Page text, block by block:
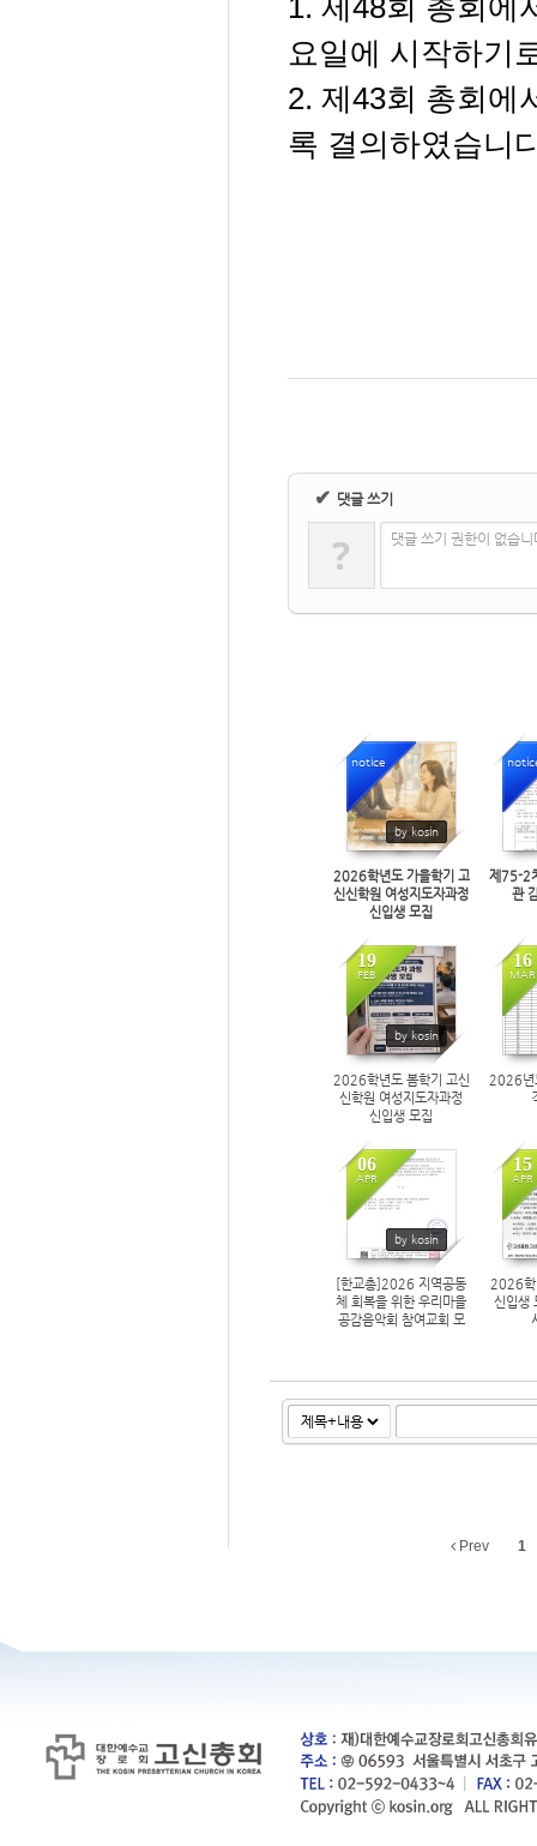
1. 제48회 총회에
요일에 시작하기
2. 제43회 총회에
록 결의하였습니
✔ 댓글 쓰기
? 댓글 쓰기 권한이 없습
notice
by kosin
416
2026학년도 가을학기 고
신신학원 여성지도자과정
신입생 모집
제75-2
관
19
FEB
by kosin
7890
2026학년도 봄학기 고신
신학원 여성지도자과정
신입생 모집
16
MAR
2026년
06
APR
by kosin
4727
[한교총]2026 지역공동
체 회복을 위한 우리마을
공감음악회 참여교회 모
15
APR
2026학
신입생
Prev 1